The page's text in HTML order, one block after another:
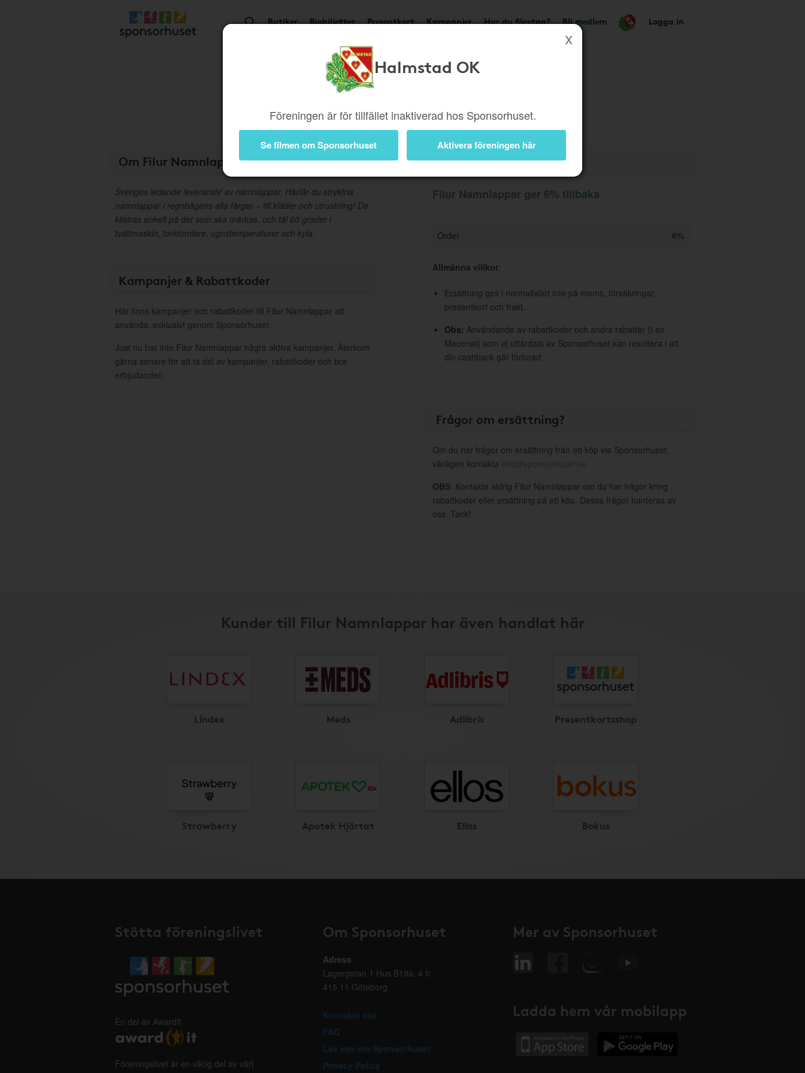
Butiker Biobiljetter Presentkort Kampanjer Har du företag? Bli medlem Logga in
Halmstad OK
Föreningen är för tillfället inaktiverad hos Sponsorhuset.
Se filmen om Sponsorhuset Aktivera föreningen här
Om Filur Namnlappar
Sveriges ledande leverantör av namnlappar. Härfår du strykfria
namnlappar i regnbågens alla färger – till kläder och utrustning! De
klistras enkelt på det som ska märkas, och tål 60 grader i
tvättmaskin, torktumlare, ugnstemperaturer och kyla.
Kampanjer & Rabattkoder
Här finns kampanjer och rabattkoder till Filur Namnlappar att
använda, exklusivt genom Sponsorhuset.
Just nu har inte Filur Namnlappar några aktiva kampanjer. Återkom
gärna senare för att ta del av kampanjer, rabattkoder och bra
erbjudanden.
Information
Filur Namnlappar ger 6% tillbaka
Order 6%
Allmänna villkor:
Ersättning ges i normalfallet inte på moms, försäkringar,
presentkort och frakt.
Obs: Användande av rabattkoder och andra rabatter (t ex
Mecenat) som ej utfärdats av Sponsorhuset kan resultera i att
din cashback går förlorad.
Frågor om ersättning?
Om du har frågor om ersättning från ett köp via Sponsorhuset,
vänligen kontakta info@sponsorhuset.se
OBS: Kontakta aldrig Filur Namnlappar om du har frågor kring
rabattkoder eller ersättning på ett köp. Dessa frågor hanteras av
oss. Tack!
Kunder till Filur Namnlappar har även handlat här
Lindex Meds Adlibris Presentkortsshop
Strawberry Apotek Hjärtat Ellos Bokus
Stötta föreningslivet
En del av AwardIt
Föreningslivet är en viktig del av vårt
Om Sponsorhuset
Adress:
Lagergatan 1 Hus B19a, 4 tr
415 11 Göteborg
Kontakta oss
FAQ
Läs mer om Sponsorhuset
Privacy Policy
Mer av Sponsorhuset
Ladda hem vår mobilapp